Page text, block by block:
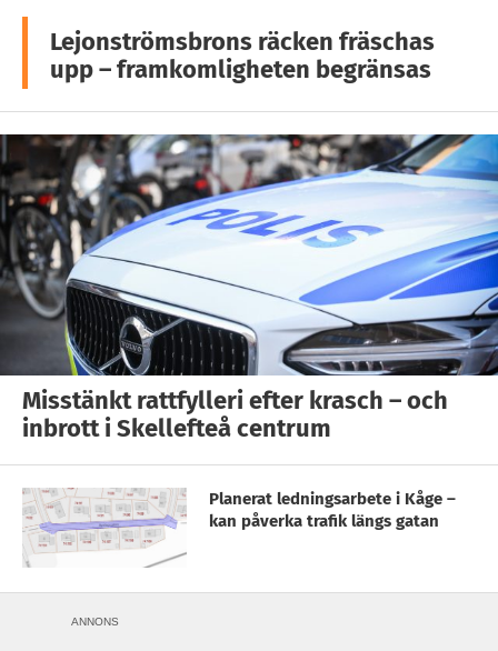
Lejonströmsbrons räcken fräschas
upp – framkomligheten begränsas
Misstänkt rattfylleri efter krasch – och
inbrott i Skellefteå centrum
Planerat ledningsarbete i Kåge –
kan påverka trafik längs gatan
ANNONS